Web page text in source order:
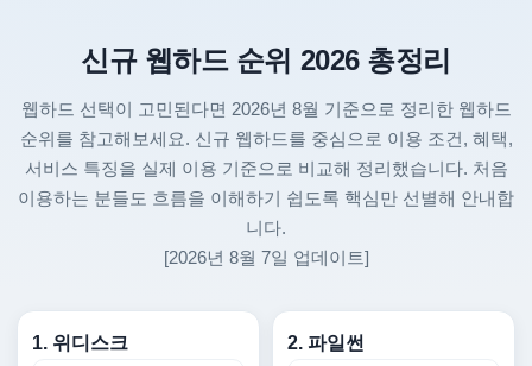
신규 웹하드 순위 2026 총정리
웹하드 선택이 고민된다면 2026년 8월 기준으로 정리한 웹하드
순위를 참고해보세요. 신규 웹하드를 중심으로 이용 조건, 혜택,
서비스 특징을 실제 이용 기준으로 비교해 정리했습니다. 처음
이용하는 분들도 흐름을 이해하기 쉽도록 핵심만 선별해 안내합
니다.
[2026년 8월 7일 업데이트]
1. 위디스크 2. 파일썬